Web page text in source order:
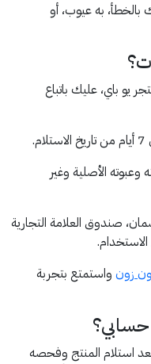
بالخطأ، به عيوب، أو
يو باي، عليك باتباع
وعبوته الأصلية وغير
صندوق العلامة التجارية
الاستخدام.
زون واستمتع بتجربة
حسابي؟
بعد استلام المنتج وفحصه